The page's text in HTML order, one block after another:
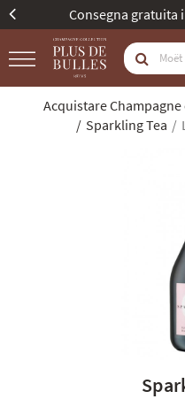
da 350 €
Acquistare
Sparkling Tea